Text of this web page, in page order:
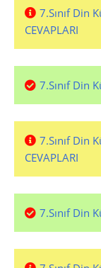
7.Sınıf Din
CEVAPLARI
7.Sınıf Din
7.Sınıf Din
CEVAPLARI
7.Sınıf Din